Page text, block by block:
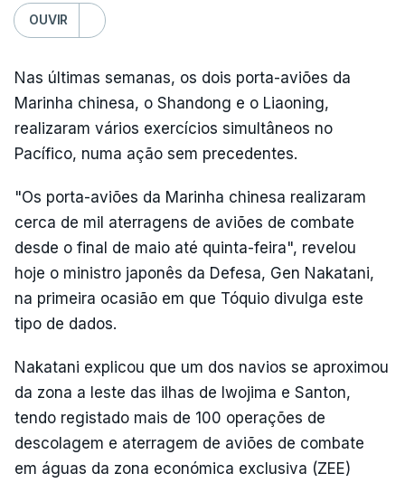
OUVIR
Nas últimas semanas, os dois porta-aviões da
Marinha chinesa, o Shandong e o Liaoning,
realizaram vários exercícios simultâneos no
Pacífico, numa ação sem precedentes.
"Os porta-aviões da Marinha chinesa realizaram
cerca de mil aterragens de aviões de combate
desde o final de maio até quinta-feira", revelou
hoje o ministro japonês da Defesa, Gen Nakatani,
na primeira ocasião em que Tóquio divulga este
tipo de dados.
Nakatani explicou que um dos navios se aproximou
da zona a leste das ilhas de Iwojima e Santon,
tendo registado mais de 100 operações de
descolagem e aterragem de aviões de combate
em águas da zona económica exclusiva (ZEE)